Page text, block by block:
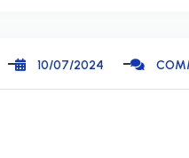
10/07/2024